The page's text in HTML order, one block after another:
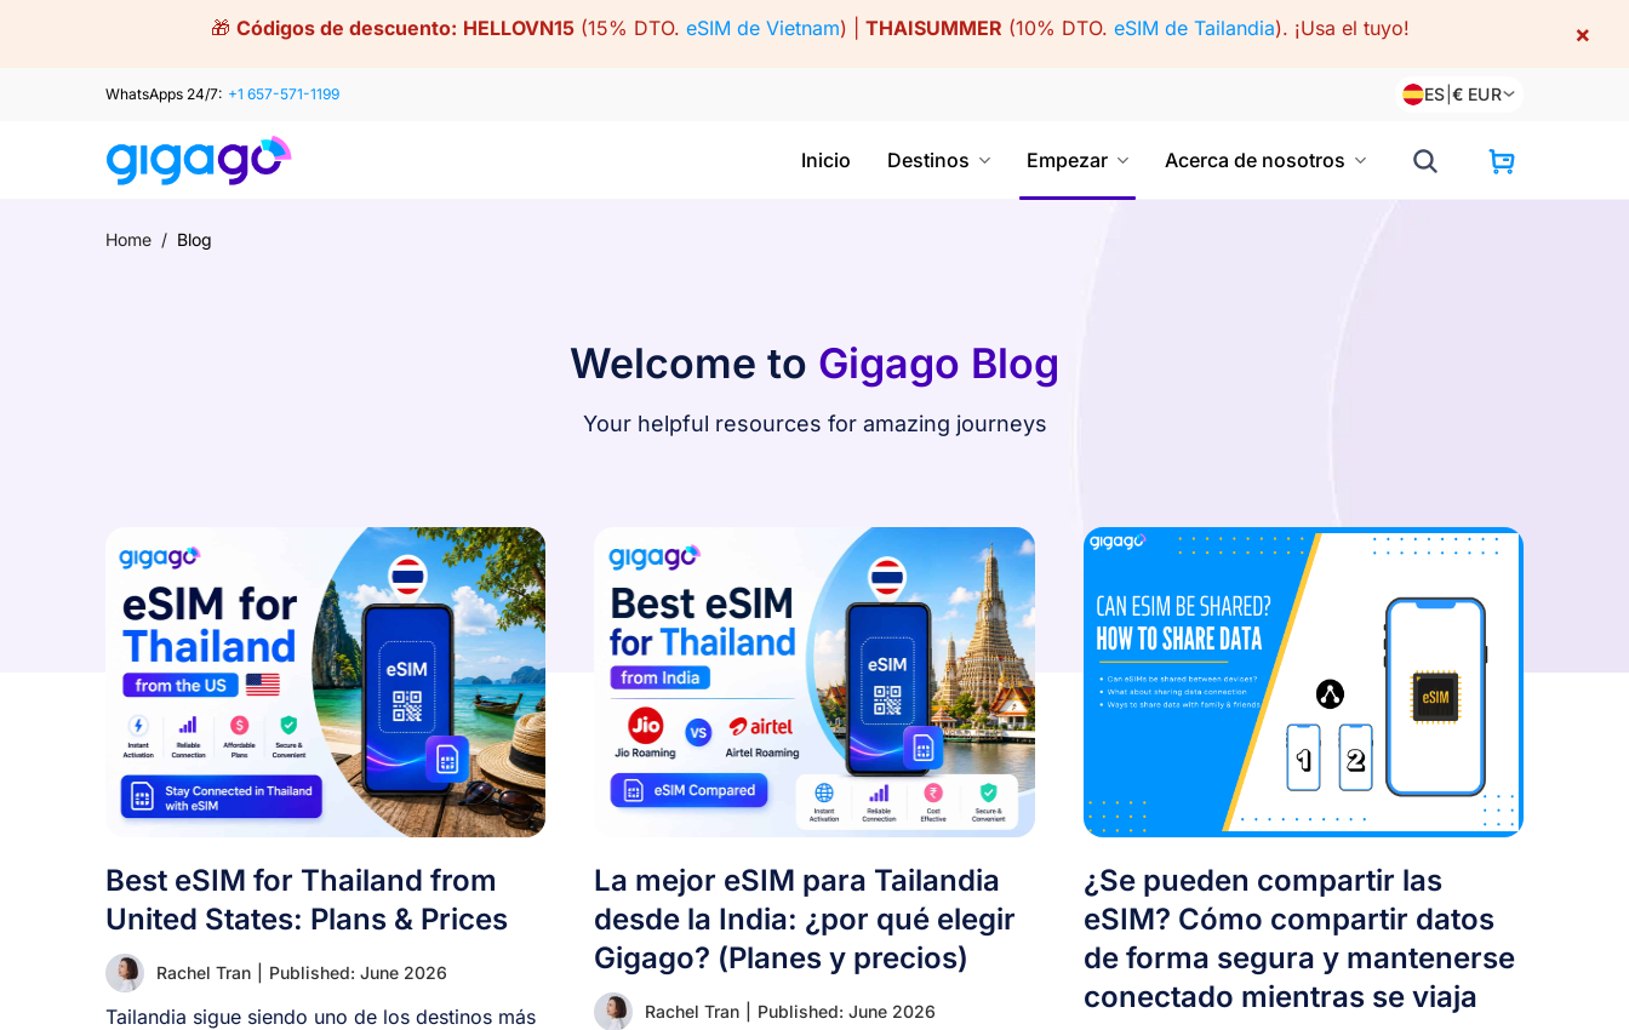
🎁 Códigos de descuento: HELLOVN15(15% DTO. eSIM de Vietnam) | THAISUMMER (10% DTO. eSIM de Tailandia). ¡Usa el tuyo! ×
WhatsApps 24/7: +1 657-571-1199 ES |€ EUR
Inicio Destinos Empezar Acerca de nosotros
Home / Blog
Welcome to Gigago Blog
Your helpful resources for amazing journeys
Best eSIM for Thailand from
United States: Plans & Prices
Rachel Tran Published: June 2026
Tailandia sigue siendo uno de los destinos más
La mejor eSIM para Tailandia
desde la India: ¿por qué elegir
Gigago? (Planes y precios)
Rachel Tran Published: June 2026
¿Se pueden compartir las
eSIM? Cómo compartir datos
de forma segura y mantenerse
conectado mientras se viaja